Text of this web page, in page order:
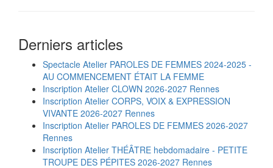
Derniers articles
Spectacle Atelier PAROLES DE FEMMES 2024-2025 -
AU COMMENCEMENT ÉTAIT LA FEMME
Inscription Atelier CLOWN 2026-2027 Rennes
Inscription Atelier CORPS, VOIX & EXPRESSION
VIVANTE 2026-2027 Rennes
Inscription Atelier PAROLES DE FEMMES 2026-2027
Rennes
Inscription Atelier THÉÂTRE hebdomadaire - PETITE
TROUPE DES PÉPITES 2026-2027 Rennes